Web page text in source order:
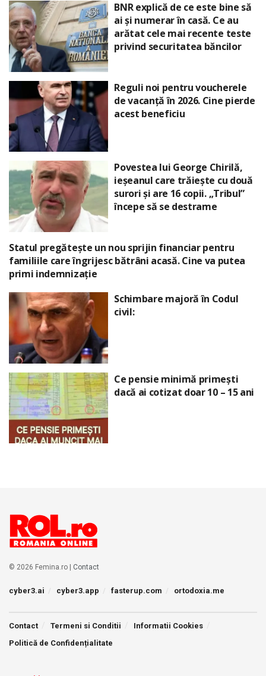
BNR explică de ce este bine să
ai și numerar în casă. Ce au
arătat cele mai recente teste
privind securitatea băncilor
Reguli noi pentru voucherele
de vacanță în 2026. Cine pierde
acest beneficiu
Povestea lui George Chirilă,
ieșeanul care trăiește cu două
surori și are 16 copii. „Tribul”
începe să se destrame
Statul pregătește un nou sprijin financiar pentru
familiile care îngrijesc bătrâni acasă. Cine va putea
primi indemnizație
Schimbare majoră în Codul
civil:
Ce pensie minimă primești
dacă ai cotizat doar 10 – 15 ani
© 2026 Femina.ro | Contact
cyber3.ai cyber3.app fasterup.com ortodoxia.me
Contact Termeni si Conditii
Informatii Cookies
Politică de Confidențialitate